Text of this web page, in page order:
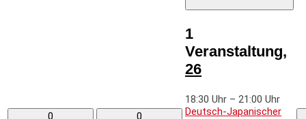
1
Veranstaltung,
26
18:30 Uhr – 21:00 Uhr
Deutsch-Japanischer